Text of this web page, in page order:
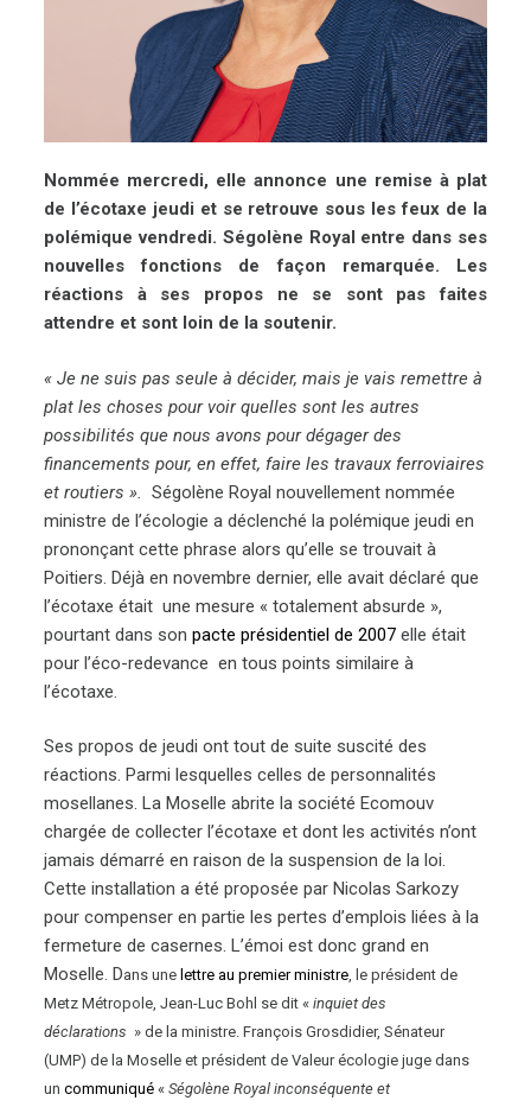
Nommée mercredi, elle annonce une remise à plat
de l’écotaxe jeudi et se retrouve sous les feux de la
polémique vendredi. Ségolène Royal entre dans ses
nouvelles fonctions de façon remarquée. Les
réactions à ses propos ne se sont pas faites
attendre et sont loin de la soutenir.
« Je ne suis pas seule à décider, mais je vais remettre à
plat les choses pour voir quelles sont les autres
possibilités que nous avons pour dégager des
financements pour, en effet, faire les travaux ferroviaires
et routiers ».Ségolène Royal nouvellement nommée
ministre de l’écologie a déclenché la polémique jeudi en
prononçant cette phrase alors qu’elle se trouvait à
Poitiers. Déjà en novembre dernier, elle avait déclaré que
l’écotaxe était une mesure « totalement absurde »,
pourtant dans sonpacte présidentiel de 2007 elle était
pour l’éco-redevance en tous points similaire à
l’écotaxe.
Ses propos de jeudi ont tout de suite suscité des
réactions. Parmi lesquelles celles de personnalités
mosellanes. La Moselle abrite la société Ecomouv
chargée de collecter l’écotaxe et dont les activités n’ont
jamais démarré en raison de la suspension de la loi.
Cette installation a été proposée par Nicolas Sarkozy
pour compenser en partie les pertes d’emplois liées à la
fermeture de casernes. L’émoi est donc grand en
Moselle. Dans une lettre au premier ministre, le président de
Metz Métropole, Jean-Luc Bohl se dit «inquiet des
déclarations » de la ministre. François Grosdidier, Sénateur
(UMP) de la Moselle et président de Valeur écologie juge dans
uncommuniqué «Ségolène Royal inconséquente et